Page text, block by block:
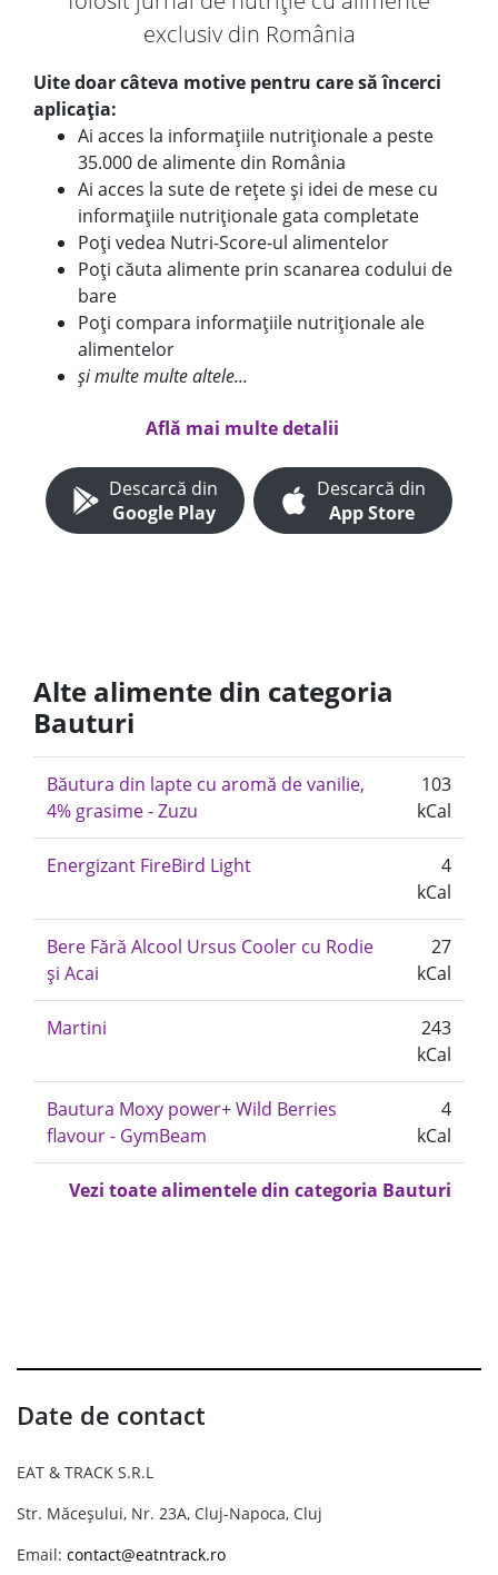
exclusiv din România
Uite doar câteva motive pentru care să încerci
aplicația:
Ai acces la informațiile nutriționale a peste
35.000 de alimente din România
Ai acces la sute de rețete și idei de mese cu
informațiile nutriționale gata completate
Poți vedea Nutri-Score-ul alimentelor
Poți căuta alimente prin scanarea codului de
bare
Poți compara informațiile nutriționale ale
alimentelor
și multe multe altele...
Află mai multe detalii
Descarcă din
Google Play
Descarcă din
App Store
Alte alimente din categoria
Bauturi
Băutura din lapte cu aromă de vanilie,
4% grasime - Zuzu
103
kCal
Energizant FireBird Light
4
kCal
Bere Fără Alcool Ursus Cooler cu Rodie
și Acai
27
kCal
Martini
243
kCal
Bautura Moxy power+ Wild Berries
flavour - GymBeam
4
kCal
Vezi toate alimentele din categoria Bauturi
Date de contact
EAT & TRACK S.R.L
Str. Măceșului, Nr. 23A, Cluj-Napoca, Cluj
Email: contact@eatntrack.ro